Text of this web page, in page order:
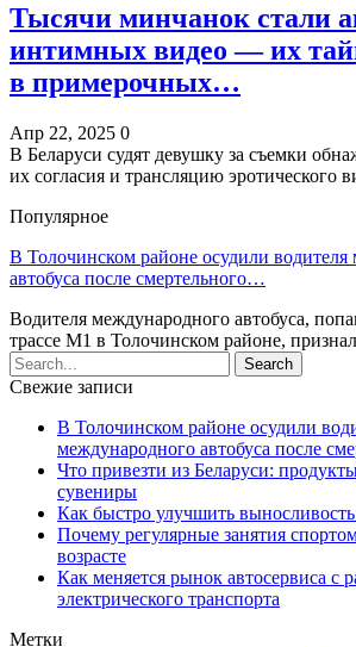
Тысячи минчанок стали
интимных видео — их
в примерочных…
Апр 22, 2025 0
В Беларуси судят девушку за съемки
их согласия и трансляцию эротического
Популярное
В Толочинском районе осудили
автобуса после смертельного…
Водителя международного автобуса,
трассе М1 в Толочинском районе,
Свежие записи
В Толочинском районе осудили
международного автобуса после
Что привезти из Беларуси:
сувениры
Как быстро улучшить
Почему регулярные занятия
возрасте
Как меняется рынок автосервиса с
электрического транспорта
Метки